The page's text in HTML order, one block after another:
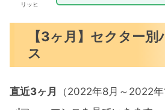
リッヒ
【3ヶ月】セクター
ス
直近3ヶ月
（2022年8月～2022